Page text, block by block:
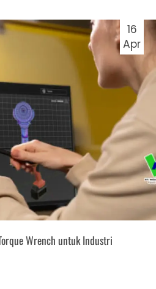
16
Apr
Wrench untuk Industri